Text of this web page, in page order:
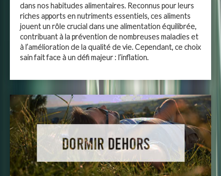
dans nos habitudes alimentaires. Reconnus pour leurs
riches apports en nutriments essentiels, ces aliments
jouent un rôle crucial dans une alimentation équilibrée,
contribuant à la prévention de nombreuses maladies et
à l’amélioration de la qualité de vie. Cependant, ce choix
sain fait face à un défi majeur : l’inflation.